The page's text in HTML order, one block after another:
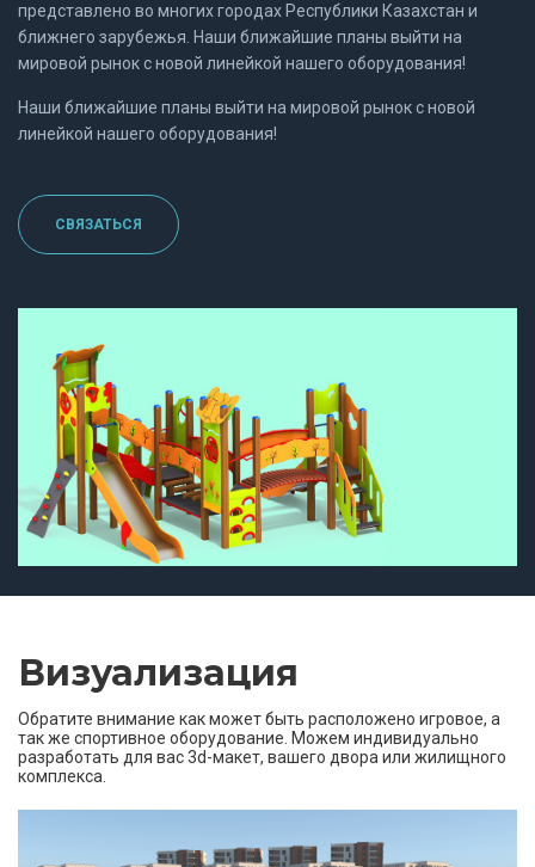
представлено во многих городах Республики Казахстан и
ближнего зарубежья. Наши ближайшие планы выйти на
мировой рынок с новой линейкой нашего оборудования!
Наши ближайшие планы выйти на мировой рынок с новой
линейкой нашего оборудования!
СВЯЗАТЬСЯ
Визуализация
Обратите внимание как может быть расположено игровое, а
так же спортивное оборудование. Можем индивидуально
разработать для вас 3d-макет, вашего двора или жилищного
комплекса.